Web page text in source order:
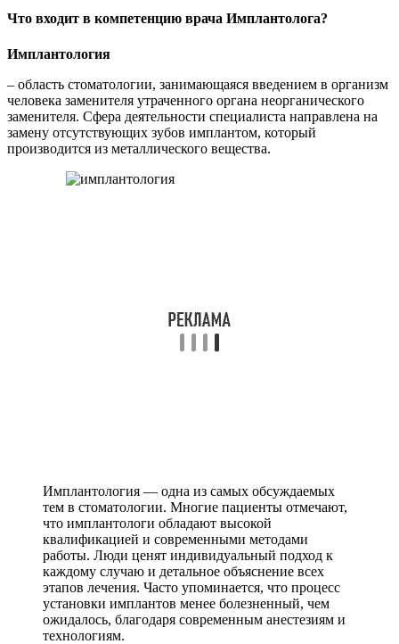
Что входит в компетенцию врача Имплантолога?
Имплантология
– область стоматологии, занимающаяся введением в организм
человека заменителя утраченного органа неорганического
заменителя. Сфера деятельности специалиста направлена на
замену отсутствующих зубов имплантом, который
производится из металлического вещества.
Имплантология — одна из самых обсуждаемых
тем в стоматологии. Многие пациенты отмечают,
что имплантологи обладают высокой
квалификацией и современными методами
работы. Люди ценят индивидуальный подход к
каждому случаю и детальное объяснение всех
этапов лечения. Часто упоминается, что процесс
установки имплантов менее болезненный, чем
ожидалось, благодаря современным анестезиям и
технологиям.